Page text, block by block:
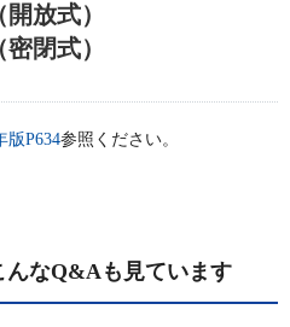
放式）
閉式）
版P634参照ください。
なQ&Aも見ています